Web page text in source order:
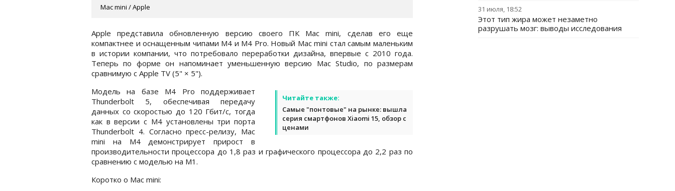
Mac mini / Apple
Apple представила обновленную версию своего ПК Mac mini, сделав его еще
компактнее и оснащенным чипами M4 и M4 Pro. Новый Mac mini стал самым маленьким
в истории компании, что потребовало переработки дизайна, впервые с 2010 года.
Теперь по форме он напоминает уменьшенную версию Mac Studio, по размерам
сравнимую с Apple TV (5" × 5").
Читайте также:
Самые "понтовые" на рынке: вышла
серия смартфонов Xiaomi 15, обзор с
ценами
Модель на базе M4 Pro поддерживает
Thunderbolt 5, обеспечивая передачу
данных со скоростью до 120 Гбит/с, тогда
как в версии с M4 установлены три порта
Thunderbolt 4. Согласно пресс-релизу, Mac
mini на M4 демонстрирует прирост в
производительности процессора до 1,8 раз и графического процессора до 2,2 раз по
сравнению с моделью на M1.
Коротко о Mac mini:
31 июля, 18:52
Этот тип жира может незаметно
разрушать мозг: выводы исследования